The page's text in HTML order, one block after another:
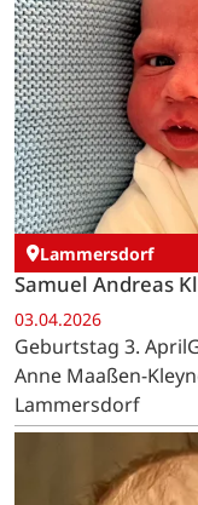
Lammersdorf
Samuel Andreas
03.04.2026
Geburtstag 3.
Anne Maaßen-
Lammersdorf